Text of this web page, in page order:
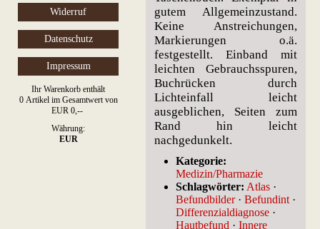
Widerruf
Datenschutz
Impressum
Ihr Warenkorb enthält
0 Artikel im Gesamtwert von
EUR 0,--
Währung:
EUR
gutem Allgemeinzustand.
Keine Anstreichungen,
Markierungen o.ä.
festgestellt. Einband mit
leichten Gebrauchsspuren,
Buchrücken durch
Lichteinfall leicht
ausgeblichen, Seiten zum
Rand hin leicht
nachgedunkelt.
Kategorie:
Medizin/Pharmazie
Schlagwörter: Atlas ·
Befundbilder· Befundint ·
Differenzialdiagnose ·
Hautbefund · Innere